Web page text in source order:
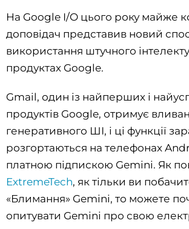
На Google I/O цього року майже
доповідач представив новий
використання штучного
продуктах Google.
Gmail, один із найперших і
продуктів Google, отримує
генеративного ШІ, і ці функції
розгортаються на телефонах
платною підпискою Gemini. Як
ExtremeTech, як тільки ви
«Блимання» Gemini, то можете
опитувати Gemini про свою